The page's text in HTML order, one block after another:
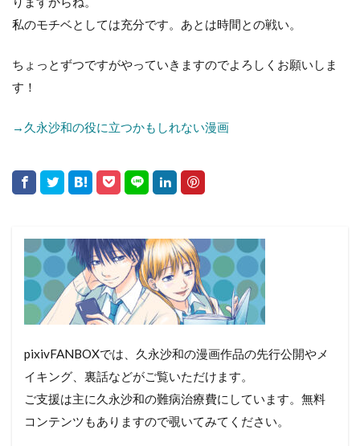
私のモチベとしては充分です。あとは時間との戦い。
ちょっとずつですがやっていきますのでよろしくお願いしま
す！
→久永沙和の役に立つかもしれない漫画
pixivFANBOXでは、久永沙和の漫画作品の先行公開やメ
イキング、裏話などがご覧いただけます。
ご支援は主に久永沙和の難病治療費にしています。無料
コンテンツもありますので覗いてみてください。